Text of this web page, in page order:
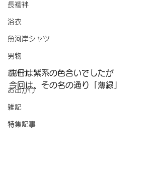
長襦袢
浴衣
魚河岸シャツ
男物
着付け
お出かけ
雑記
特集記事
先日は紫系の色合いでしたが
今回は、その名の通り「薄緑」